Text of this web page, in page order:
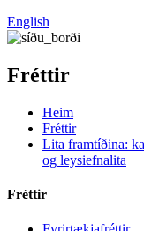
English
Fréttir
Heim
Fréttir
Lita framtíðina:
og leysiefnalita
Fréttir